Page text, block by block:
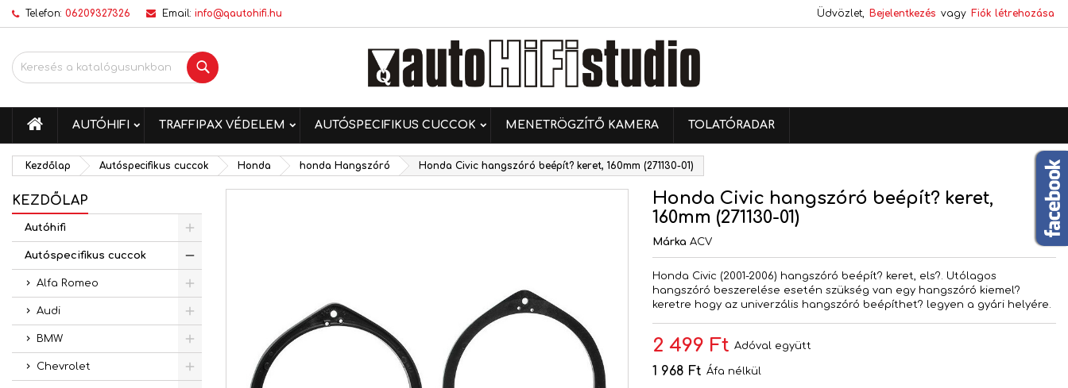
Telefon: 06209327326 Email: info@qautohifi.hu Üdvözlet, Bejelentkezés vagy Fiók létrehozása
Keresés
KEZDŐLAP
AUTÓHIFI TRAFFIPAX VÉDELEM AUTÓSPECIFIKUS CUCCOK MENETRÖGZÍTŐ KAMERA TOLATÓRADAR
Kezdőlap Autóspecifikus cuccok Honda honda Hangszóró Honda Civic hangszóró beépít? keret, 160mm (271130-01)
KEZDŐLAP
Autóhifi
Autóspecifikus cuccok
Alfa Romeo
Audi
BMW
Chevrolet
Honda Civic hangszóró beépít? keret,
160mm (271130-01)
Márka ACV
Honda Civic (2001-2006) hangszóró beépít? keret, els?. Utólagos
hangszóró beszerelése esetén szükség van egy hangszóró kiemel?
keretre hogy az univerzális hangszóró beépíthet? legyen a gyári helyére.
2 499 Ft Adóval együtt
1 968 Ft Áfa nélkül
Kívánságlistáim
Új lista létrehozása
Kívánságlista létrehozása
Mégsem Kívánságlista létrehozása
Bejelentkezés
Be kell jelentkezned a termékek kívánságlistába történő